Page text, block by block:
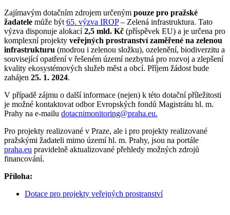
Zajímavým dotačním zdrojem určeným pouze pro pražské
žadatele může být65. výzva IROP– Zelená infrastruktura. Tato
výzva disponuje alokací2,5 mld. Kč (příspěvek EU) a je určena pro
komplexní projekty veřejných prostranství zaměřené na zelenou
infrastrukturu (modrou i zelenou složku), ozelenění, biodiverzitu a
související opatření v řešeném území nezbytná pro rozvoj a zlepšení
kvality ekosystémových služeb měst a obcí. Příjem žádost bude
zahájen 25. 1. 2024.
V případě zájmu o další informace (nejen) k této dotační příležitosti
je možné kontaktovat odbor Evropských fondů Magistrátu hl. m.
Prahy na e-mailu dotacnimonitoring@praha.eu.
Pro projekty realizované v Praze, ale i pro projekty realizované
pražskými žadateli mimo území hl. m. Prahy, jsou na portále
praha.eu pravidelně aktualizované přehledy možných zdrojů
financování.
Příloha:
Dotace pro projekty veřejných prostranství